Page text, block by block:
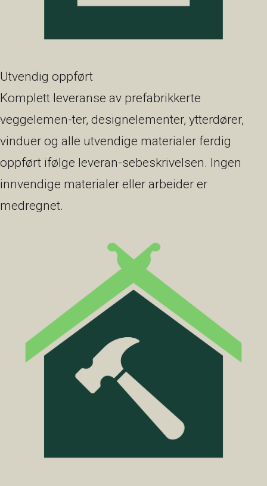
Utvendig oppført
Komplett leveranse av prefabrikkerte
veggelemen-ter, designelementer, ytterdører,
vinduer og alle utvendige materialer ferdig
oppført ifølge leveran-sebeskrivelsen. Ingen
innvendige materialer eller arbeider er
medregnet.